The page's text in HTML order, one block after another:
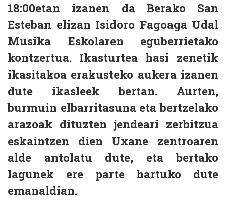
18:00etan izanen da Berako San
Esteban elizan Isidoro Fagoaga Udal
Musika Eskolaren eguberrietako
kontzertua. Ikasturtea hasi zenetik
ikasitakoa erakusteko aukera izanen
dute ikasleek bertan. Aurten,
burmuin elbarritasuna eta bertzelako
arazoak dituzten jendeari zerbitzua
eskaintzen dien Uxane zentroaren
alde antolatu dute, eta bertako
lagunek ere parte hartuko dute
emanaldian.